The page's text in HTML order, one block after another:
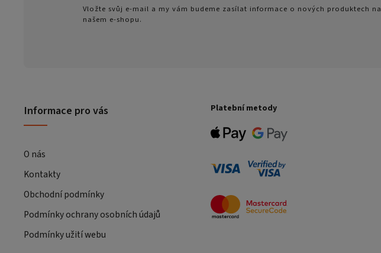
Vložte svůj e-mail a my vám budeme zasílat informace o nových produktech na
našem e-shopu.
Informace pro vás
O nás
Kontakty
Obchodní podmínky
Podmínky ochrany osobních údajů
Podmínky užití webu
Platební metody